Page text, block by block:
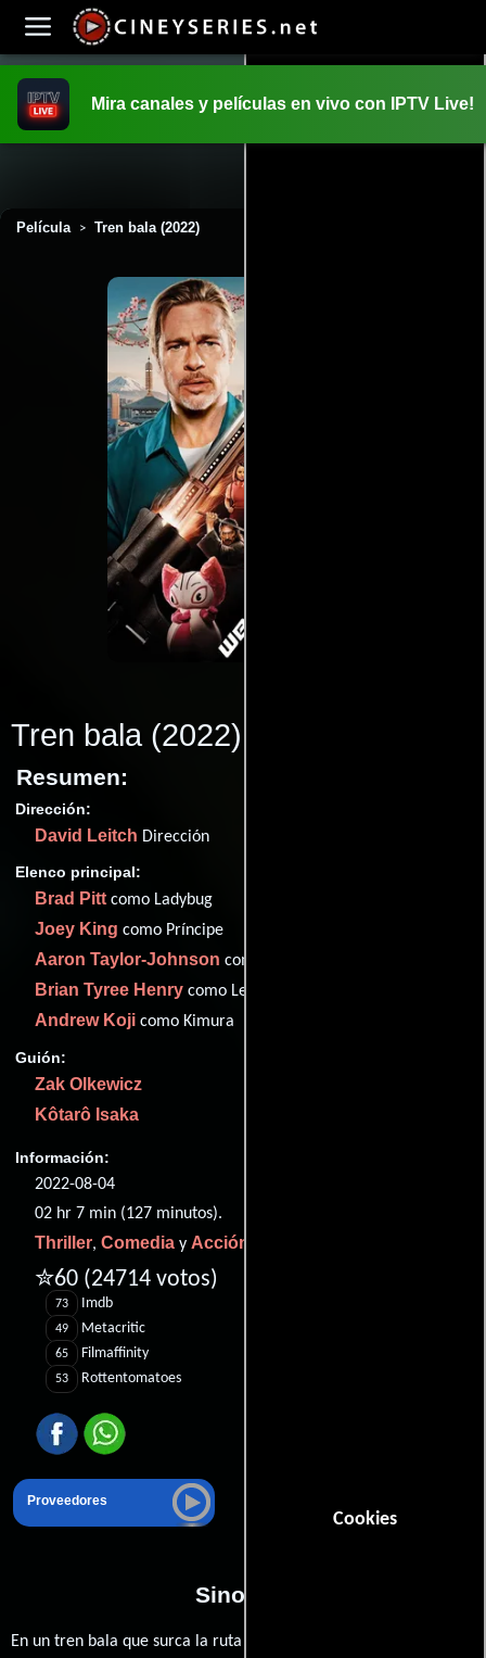
Cookies
Mira canales y películas en vivo con IPTV Live!
Película > Tren bala (2022)
Tren bala(2022)
Resumen:
Dirección:
David Leitch Dirección
Elenco principal:
Brad Pittcomo Ladybug
Joey King como Príncipe
Aaron Taylor-Johnson como Tangerine
Brian Tyree Henry como Lemon
Andrew Koji como Kimura
Guión:
Zak Olkewicz
Kôtarô Isaka
Información:
2022-08-04
02 hr 7 min (127 minutos).
Thriller, Comedia y Acción
✮60 (24714 votos)
73 Imdb
49 Metacritic
65 Filmaffinity
53 Rottentomatoes
Proveedores
Sinopsis
En un tren bala que surca la ruta de Tokio a Morioka, cinco